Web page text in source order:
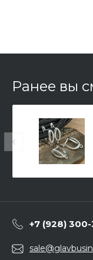
Ранее вы
+7 (928)